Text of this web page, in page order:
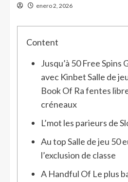
enero 2, 2026
Content
Jusqu’à 50 Free
avec Kinbet Salle de
Book Of Ra fentes
créneaux
L’mot les parieurs de
Au top Salle de jeu 50
l’exclusion de classe
A Handful Of Le plus